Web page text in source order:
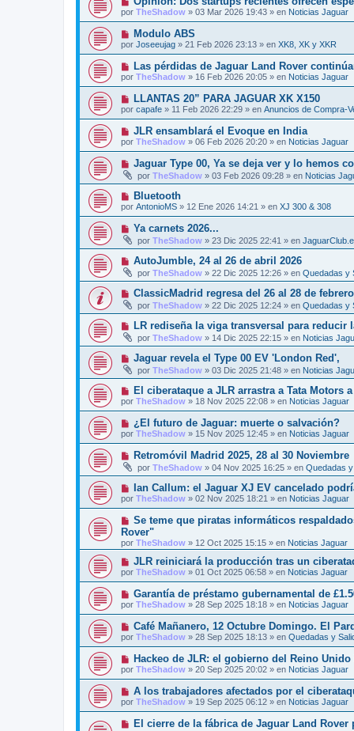
e
s
a
e
o
m
e
s
a
e
u
e
v
o
m
e
s
a
e
por TheShadow » 03 Mar 2026 19:43 » en Noticias Jaguar
N
u
e
v
o
m
e
s
a
e
Modulo ABS
por Joseeujag » 21 Feb 2026 23:13 » en XK8, XK y XKR
N
u
e
v
o
m
e
n
s
a
e
Las pérdidas de Jaguar Land Rover
por TheShadow » 16 Feb 2026 20:05 » en Noticias Jaguar
N
u
e
o
m
e
n
s
a
e
LLANTAS 20” PARA JAGUAR XK X150
por capafe » 11 Feb 2026 22:29 » en Anuncios de Compra-
N
u
e
o
m
e
s
a
JLR ensamblará el Evoque en India
por TheShadow » 06 Feb 2026 20:20 » en Noticias Jaguar
N
e
v
o
m
e
n
s
a
e
Jaguar Type 00, Ya se deja ver y lo hemos
por TheShadow » 03 Feb 2026 09:28 » en Noticias
N
u
e
v
m
e
n
s
a
e
Bluetooth
por AntonioMS » 12 Ene 2026 14:21 » en XJ 300 & 308
N
e
o
m
e
n
s
a
e
Ya carnets 2026...
por TheShadow » 23 Dic 2025 22:41 » en
N
e
o
m
e
s
a
e
AutoJumble, 24 al 26 de abril 2026
por TheShadow » 22 Dic 2025 12:26 » en Quedadas y
N
e
v
o
m
e
n
s
a
e
ClassicMadrid regresa del 26 al 28 de
por TheShadow » 22 Dic 2025 12:24 » en Quedadas y
N
e
o
m
e
s
a
e
LR rediseña la viga transversal para reducir
por TheShadow » 14 Dic 2025 22:15 » en Noticias
N
e
v
o
m
e
s
a
e
Jaguar revela el Type 00 EV 'London Red',
por TheShadow » 03 Dic 2025 21:48 » en Noticias
N
u
e
o
m
e
s
a
e
El ciberataque a JLR arrastra a Tata Motors
por TheShadow » 18 Nov 2025 22:08 » en Noticias Jaguar
N
u
e
v
o
m
e
s
a
e
¿El futuro de Jaguar: muerte o salvación?
por TheShadow » 15 Nov 2025 12:45 » en Noticias Jaguar
N
e
v
o
m
e
n
s
a
j
Retromóvil Madrid 2025, 28 al 30 Noviembre
por TheShadow » 04 Nov 2025 16:25 » en Quedadas y
N
u
e
v
o
m
e
n
s
a
j
e
Ian Callum: el Jaguar XJ EV cancelado
por TheShadow » 02 Nov 2025 18:21 » en Noticias Jaguar
N
e
v
m
e
n
s
a
j
e
Se teme que piratas informáticos
Rover"
por TheShadow » 12 Oct 2025 15:15 » en Noticias Jaguar
N
u
e
o
m
e
n
s
a
e
JLR reiniciará la producción tras un
por TheShadow » 01 Oct 2025 06:58 » en Noticias Jaguar
N
u
e
o
m
e
s
a
e
Garantía de préstamo gubernamental de
por TheShadow » 28 Sep 2025 18:18 » en Noticias Jaguar
N
u
e
v
o
m
e
n
s
a
e
Café Mañanero, 12 Octubre Domingo. El
por TheShadow » 28 Sep 2025 18:13 » en Quedadas y
N
u
e
o
m
e
Hackeo de JLR: el gobierno del Reino
por TheShadow » 20 Sep 2025 20:02 » en Noticias Jaguar
N
u
e
v
o
A los trabajadores afectados por el
por TheShadow » 19 Sep 2025 06:12 » en Noticias Jaguar
NEl cierre de la fábrica de Jaguar Land